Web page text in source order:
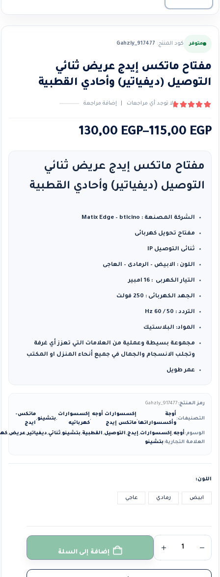
متوفر كود المنتج: Gahzly_917477
مفتاح ماتكس إيدج عريض ثنائي
التوصيل (ديفياتير) وأحادي القطبية
لا توجد أي مراجعات إضافة مراجعة
115,00 EGP
–
130,00 EGP
نطاق
من
خلال
مفتاح ماتكس إيدج عريض ثنائي
التوصيل (ديفياتير) وأحادي القطبية
الشركة المصنعة : Matix Edge – bticino
مفتاح تحويل كهربائى
ثنائى التوصيل IP
اللون : الابيض – الرمادى – العاجى
التيار الكهربى : 16 امبير
الجهد الكهربائى : 250 فولت
التردد : 50 / 60 Hz
المواد: البلاستيك
مجموعة بسيطة وعملية من العلامات التي تعزز أي غرفة
وتجلب الانسجام والجمال في جميع أنحاء المنزل او المكتب
عمر طويل
رمز المنتج:Gahzly_917477
التصنيفات:
أوجة
وأكسسواراتها
,
إكسسوارات أوجه
ماتكس إيدج
,
إكسسوارات
كهربائيه
,بتشينو,
ماتكس-
ايدج
الوسوم:أوجه,إكسسوارات,إيدج,التوصيل,القطبية,بتشينو,ثنائي,ديفياتير,عريض,
العلامة التجارية:بتشينو
اللون
ابيض رمادي عاجي
إضافة إلى السلة